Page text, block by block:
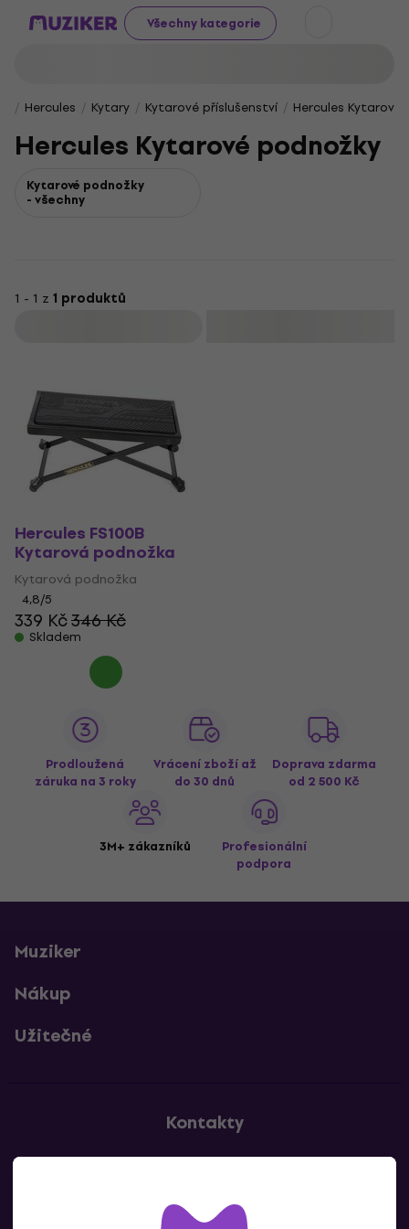
Všechny kategorie
Hercules Kytary Kytarové příslušenství Hercules Kytarové
Hercules Kytarové podnožky
Kytarové podnožky
- všechny
1 - 1 z 1 produktů
Hercules FS100B
Kytarová podnožka
Kytarová podnožka
4,8/5
339 Kč346 Kč
Skladem
Prodloužená
záruka na 3 roky
Vrácení zboží až
do 30 dnů
Doprava zdarma
od 2 500 Kč
3M+ zákazníků
Profesionální
podpora
Muziker
Nákup
Užitečné
Kontakty